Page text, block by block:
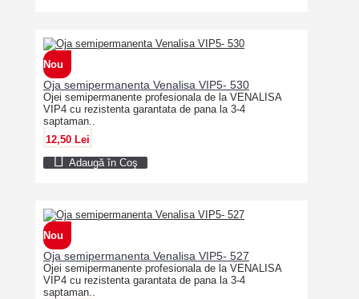
Nou
Oja semipermanenta Venalisa VIP5- 530
Ojei semipermanente profesionala de la VENALISA
VIP4 cu rezistenta garantata de pana la 3-4
saptaman..
12,50 Lei
Adaugă în Coş
Nou
Oja semipermanenta Venalisa VIP5- 527
Ojei semipermanente profesionala de la VENALISA
VIP4 cu rezistenta garantata de pana la 3-4
saptaman..